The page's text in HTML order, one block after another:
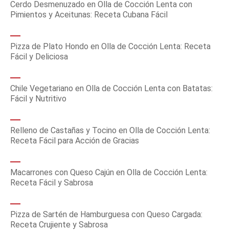
Cerdo Desmenuzado en Olla de Cocción Lenta con
Pimientos y Aceitunas: Receta Cubana Fácil
Pizza de Plato Hondo en Olla de Cocción Lenta: Receta
Fácil y Deliciosa
Chile Vegetariano en Olla de Cocción Lenta con Batatas:
Fácil y Nutritivo
Relleno de Castañas y Tocino en Olla de Cocción Lenta:
Receta Fácil para Acción de Gracias
Macarrones con Queso Cajún en Olla de Cocción Lenta:
Receta Fácil y Sabrosa
Pizza de Sartén de Hamburguesa con Queso Cargada:
Receta Crujiente y Sabrosa